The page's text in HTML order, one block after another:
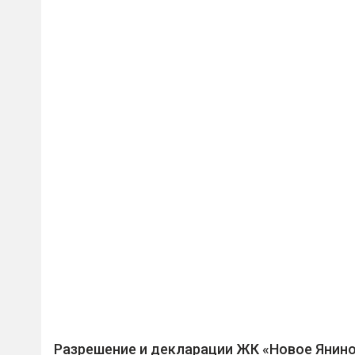
Разрешение и декларации ЖК «Новое